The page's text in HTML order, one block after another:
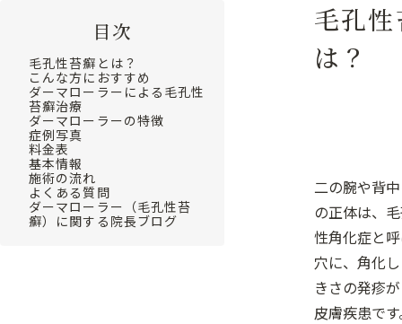
目次
毛孔性苔癬とは？
こんな方におすすめ
ダーマローラーによる毛孔性
苔癬治療
ダーマローラーの特徴
症例写真
料金表
基本情報
施術の流れ
よくある質問
ダーマローラー（毛孔性苔
癬）に関する院長ブログ
毛孔
は？
二の腕や背
の正体は、
性角化症と
穴に、角化
きさの発疹
皮膚疾患で